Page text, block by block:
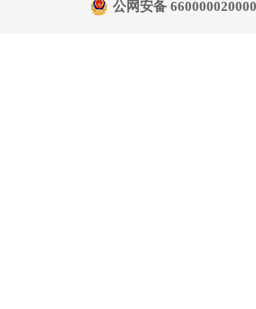
公网安备